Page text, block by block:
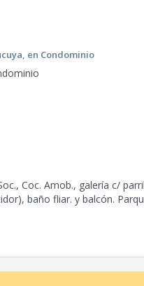
en Condominio
Coc. Amob., galería c/
baño fliar. y balcón.